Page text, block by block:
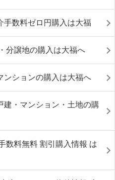
手数料ゼロ円購入は大福
分譲地の購入は大福へ
ンションの購入は大福へ
建・マンション・土地の購
数料無料 割引購入情報 は